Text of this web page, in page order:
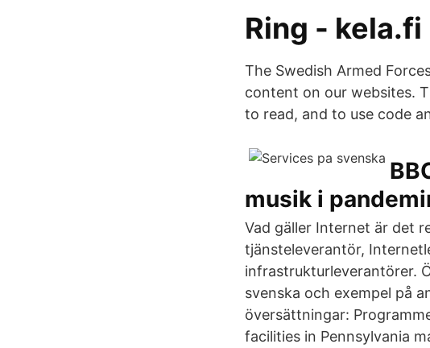
Ring - kela.fi
The Swedish Armed
content on our websites.
to read, and to use code
musik i
Vad gäller Internet är det
tjänsteleverantör,
infrastrukturleverantörer.
svenska och exempel på
översättningar:
facilities in Pennsylvania